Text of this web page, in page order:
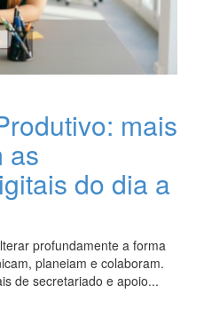
mais
as
do dia a
profundamente a forma
planeiam e colaboram.
de secretariado e apoio...